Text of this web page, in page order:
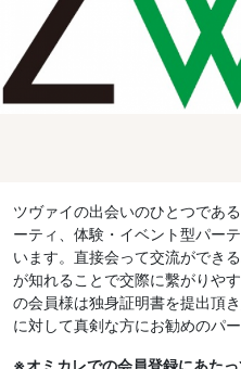
ツヴァイの出会いのひとつであ
ーティ、体験・イベント型パー
います。直接会って交流ができ
が知れることで交際に繫がりや
の会員様は独身証明書を提出頂
に対して真剣な方にお勧めのパー